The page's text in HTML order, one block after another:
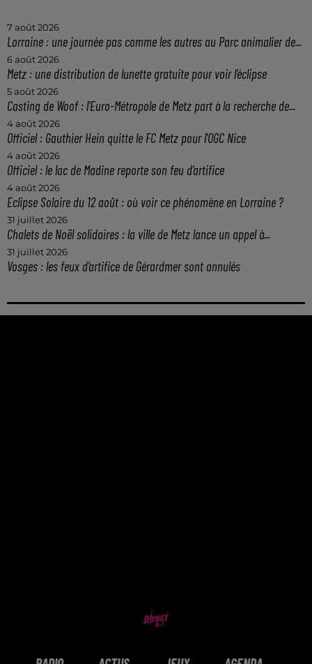
7 août 2026
Lorraine : une journée pas comme les autres au Parc animalier de...
6 août 2026
Metz : une distribution de lunette gratuite pour voir l’éclipse
5 août 2026
Casting de Woof : l'Euro-Métropole de Metz part à la recherche de...
4 août 2026
Officiel : Gauthier Hein quitte le FC Metz pour l'OGC Nice
4 août 2026
Officiel : le lac de Madine reporte son feu d’artifice
4 août 2026
Eclipse Solaire du 12 août : où voir ce phénomène en Lorraine ?
31 juillet 2026
Chalets de Noël solidaires : la ville de Metz lance un appel à...
31 juillet 2026
Vosges : les feux d’artifice de Gérardmer sont annulés